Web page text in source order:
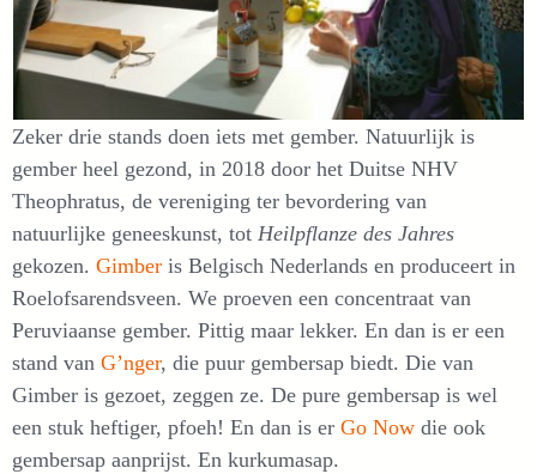
Zeker drie stands doen iets met gember. Natuurlijk is
gember heel gezond, in 2018 door het Duitse NHV
Theophratus, de vereniging ter bevordering van
natuurlijke geneeskunst, tot Heilpflanze des Jahres
gekozen. Gimber is Belgisch Nederlands en produceert in
Roelofsarendsveen. We proeven een concentraat van
Peruviaanse gember. Pittig maar lekker. En dan is er een
stand van G’nger, die puur gembersap biedt. Die van
Gimber is gezoet, zeggen ze. De pure gembersap is wel
een stuk heftiger, pfoeh! En dan is er Go Now die ook
gembersap aanprijst. En kurkumasap.